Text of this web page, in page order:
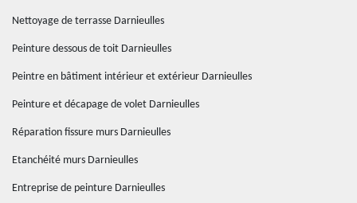
Nettoyage de terrasse Darnieulles
Peinture dessous de toit Darnieulles
Peintre en bâtiment intérieur et extérieur Darnieulles
Peinture et décapage de volet Darnieulles
Réparation fissure murs Darnieulles
Etanchéité murs Darnieulles
Entreprise de peinture Darnieulles